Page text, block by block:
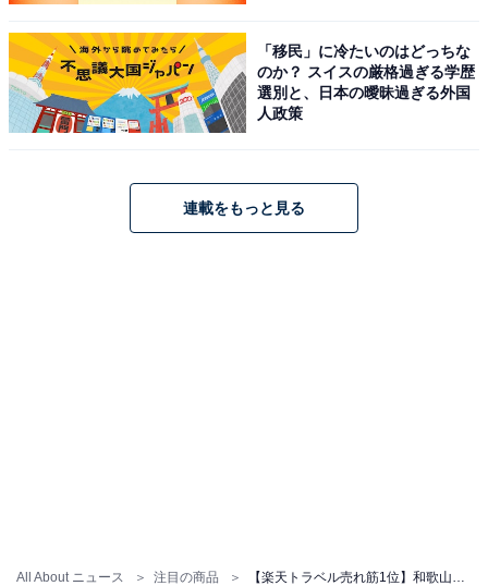
All About ニュース 注目の商品
「移民」に冷たいのはどっちな
のか？ スイスの厳格過ぎる学歴
選別と、日本の曖昧過ぎる外国
人政策
連載をもっと見る